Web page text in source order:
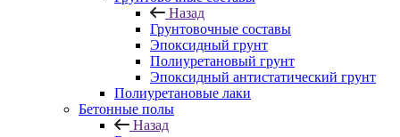
Назад
Грунтовочные составы
Эпоксидный грунт
Полиуретановый грунт
Эпоксидный антистатический грунт
Полиуретановые лаки
Бетонные полы
Назад